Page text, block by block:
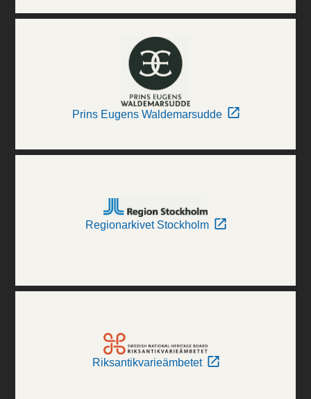
Prins Eugens Waldemarsudde
Regionarkivet Stockholm
Riksantikvarieämbetet